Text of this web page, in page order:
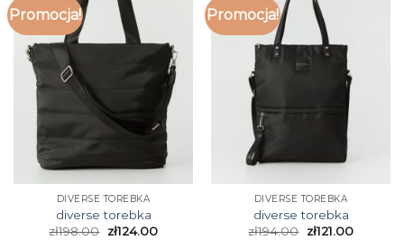
Promocja!
DIVERSE TOREBKA
diverse torebka
zł198.00 zł124.00
Promocja!
DIVERSE TOREBKA
diverse torebka
zł194.00 zł121.00